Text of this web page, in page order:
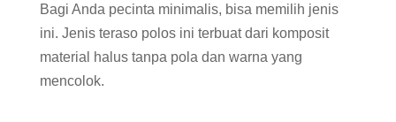
Bagi Anda pecinta minimalis, bisa memilih jenis
ini. Jenis teraso polos ini terbuat dari komposit
material halus tanpa pola dan warna yang
mencolok.